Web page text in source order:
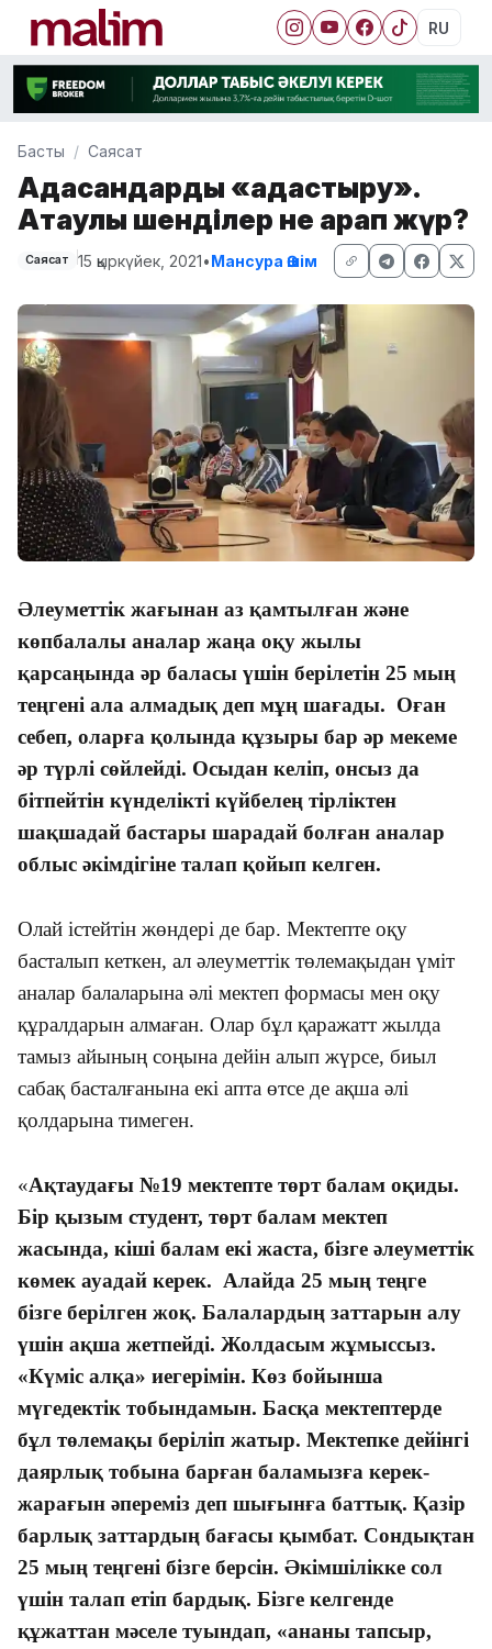
RU
Басты Саясат
Адасқандарды «адастыру».
Ақтаулық шенділер не қарап жүр?
Саясат 15 қыркүйек, 2021•Мансура Әшім
Әлеуметтік жағынан аз қамтылған және
көпбалалы аналар жаңа оқу жылы
қарсаңында әр баласы үшін берілетін 25 мың
теңгені ала алмадық деп мұң шағады. Оған
себеп, оларға қолында құзыры бар әр мекеме
әр түрлі сөйлейді. Осыдан келіп, онсыз да
бітпейтін күнделікті күйбелең тірліктен
шақшадай бастары шарадай болған аналар
облыс әкімдігіне талап қойып келген.
Олай істейтін жөндері де бар. Мектепте оқу
басталып кеткен, ал әлеуметтік төлемақыдан үміт
аналар балаларына әлі мектеп формасы мен оқу
құралдарын алмаған. Олар бұл қаражатт жылда
тамыз айының соңына дейін алып жүрсе, биыл
сабақ басталғанына екі апта өтсе де ақша әлі
қолдарына тимеген.
«Ақтаудағы №19 мектепте төрт балам оқиды.
Бір қызым студент, төрт балам мектеп
жасында, кіші балам екі жаста, бізге әлеуметтік
көмек ауадай керек. Алайда 25 мың теңге
бізге берілген жоқ. Балалардың заттарын алу
үшін ақша жетпейді. Жолдасым жұмыссыз.
«Күміс алқа» иегерімін. Көз бойынша
мүгедектік тобындамын. Басқа мектептерде
бұл төлемақы беріліп жатыр. Мектепке дейінгі
даярлық тобына барған баламызға керек-
жарағын әпереміз деп шығынға баттық. Қазір
барлық заттардың бағасы қымбат. Сондықтан
25 мың теңгені бізге берсін. Әкімшілікке сол
үшін талап етіп бардық. Бізге келгенде
құжаттан мәселе туындап, «ананы тапсыр,